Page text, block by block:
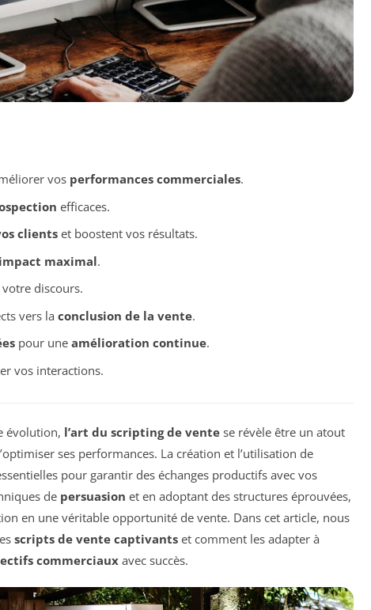
vos performances commerciales.
efficaces.
clientset boostent vos résultats.
impact maximal.
discours.
vers la conclusion de la vente.
pour une amélioration continue.
vos interactions.
évolution, l’art du scripting de vente se révèle être un atout
ses performances. La création et l’utilisation de
pour garantir des échanges productifs avec vos
de persuasion et en adoptant des structures éprouvées,
en une véritable opportunité de vente. Dans cet article, nous
scripts de vente captivants et comment les adapter à
commerciaux avec succès.